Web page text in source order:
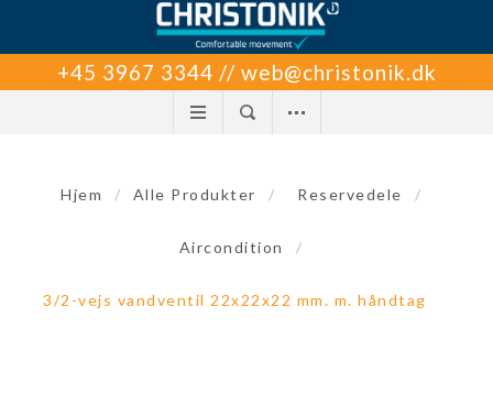
+45 3967 3344 // web@christonik.dk
Hjem / Alle Produkter / Reservedele /
Aircondition /
3/2-vejs vandventil 22x22x22 mm. m. håndtag